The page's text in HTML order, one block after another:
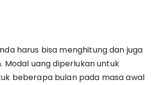
harus bisa menghitung dan juga
uang diperlukan untuk
beberapa bulan pada masa awal